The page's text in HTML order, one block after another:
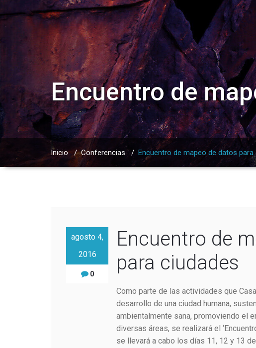
Encuentro de
Inicio/Conferencias / Encuentro de mapeo de datos para
agosto 4,
2016
0
Encuentro de
para ciudades
Como parte de las actividades que
desarrollo de una ciudad humana,
ambientalmente sana, promoviendo el
diversas áreas, se realizará el ‘
se llevará a cabo los días 11, 12 y 13